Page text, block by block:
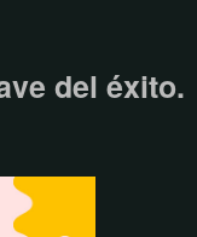
del éxito.